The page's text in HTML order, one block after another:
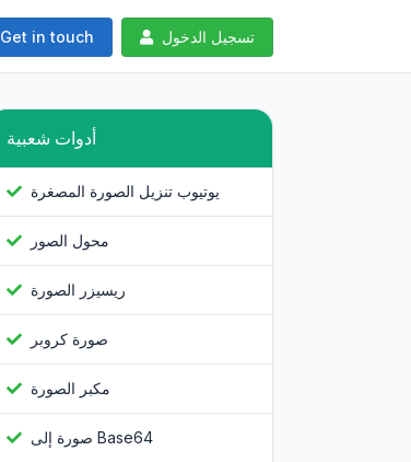
Get in touch تسجيل الدخول
أدوات شعبية
يوتيوب تنزيل الصورة المصغرة
محول الصور
ريسيزر الصورة
صورة كروبر
مكبر الصورة
صورة إلى Base64